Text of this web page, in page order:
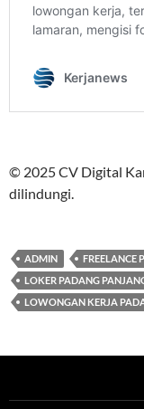
© 2025 CV Digital
dilindungi.
ADMIN
FREELANCE
LOKER PADANG
LOWONGAN KERJA